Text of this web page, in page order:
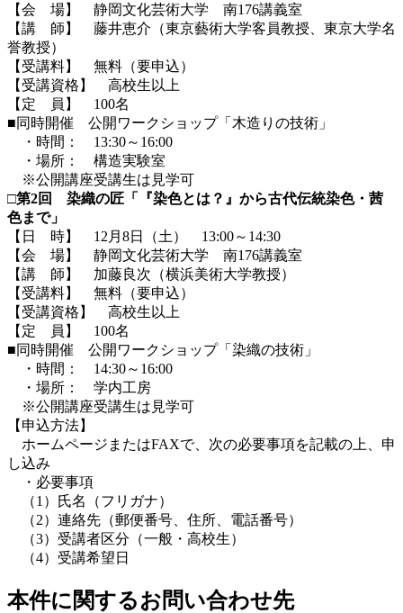
【会 場】 静岡文化芸術大学 南176講義室
【講 師】 藤井恵介（東京藝術大学客員教授、東京大学名
誉教授）
【受講料】 無料（要申込）
【受講資格】 高校生以上
【定 員】 100名
■同時開催 公開ワークショップ「木造りの技術」
・時間： 13:30～16:00
・場所： 構造実験室
※公開講座受講生は見学可
□第2回 染織の匠「『染色とは？』から古代伝統染色・茜
色まで」
【日 時】 12月8日（土） 13:00～14:30
【会 場】 静岡文化芸術大学 南176講義室
【講 師】 加藤良次（横浜美術大学教授）
【受講料】 無料（要申込）
【受講資格】 高校生以上
【定 員】 100名
■同時開催 公開ワークショップ「染織の技術」
・時間： 14:30～16:00
・場所： 学内工房
※公開講座受講生は見学可
【申込方法】
ホームページまたはFAXで、次の必要事項を記載の上、申
し込み
・必要事項
（1）氏名（フリガナ）
（2）連絡先（郵便番号、住所、電話番号）
（3）受講者区分（一般・高校生）
（4）受講希望日
本件に関するお問い合わせ先